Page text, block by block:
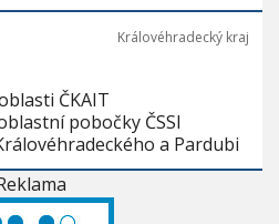
Královéhradecký kraj
ČKAIT
pobočky ČSSI
a Pardubi